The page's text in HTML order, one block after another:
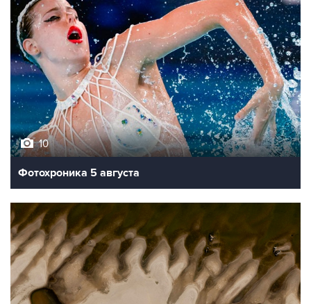
10
Фотохроника 5 августа